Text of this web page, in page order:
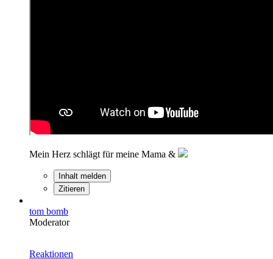
Mein Herz schlägt für meine Mama &
Inhalt melden
Zitieren
tom bomb
Moderator
Reaktionen